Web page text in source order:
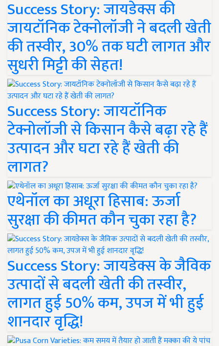
Success Story: जायडेक्स की
जायटॉनिक टेक्नोलॉजी ने बदली खेती
की तस्वीर, 30% तक घटी लागत और
सुधरी मिट्टी की सेहत!
Success Story: जायटॉनिक
टेक्नोलॉजी से किसान कैसे बढ़ा रहे हैं
उत्पादन और घटा रहे हैं खेती की
लागत?
एथेनॉल का अधूरा हिसाब: ऊर्जा
सुरक्षा की कीमत कौन चुका रहा है?
Success Story: जायडेक्स के जैविक
उत्पादों से बदली खेती की तस्वीर,
लागत हुई 50% कम, उपज में भी हुई
शानदार वृद्धि!